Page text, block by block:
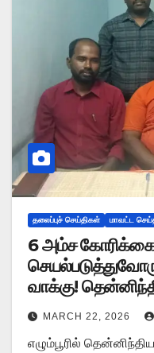
தலைப்புச் செய்திகள் மாவட்ட
6 அம்ச
வாக்கு! தென்னிந்திய பௌத்த கூட்டமைப்பு
அறிவிப்பு!
MARCH 22, 2026
எழும்பூரில்